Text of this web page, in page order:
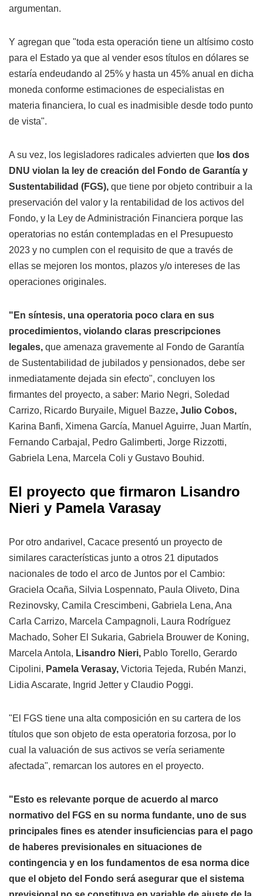
argumentan.
Y agregan que "toda esta operación tiene un altísimo costo
para el Estado ya que al vender esos títulos en dólares se
estaría endeudando al 25% y hasta un 45% anual en dicha
moneda conforme estimaciones de especialistas en
materia financiera, lo cual es inadmisible desde todo punto
de vista".
A su vez, los legisladores radicales advierten que los dos
DNU violan la ley de creación del Fondo de Garantía y
Sustentabilidad (FGS), que tiene por objeto contribuir a la
preservación del valor y la rentabilidad de los activos del
Fondo, y la Ley de Administración Financiera porque las
operatorias no están contempladas en el Presupuesto
2023 y no cumplen con el requisito de que a través de
ellas se mejoren los montos, plazos y/o intereses de las
operaciones originales.
"En síntesis, una operatoria poco clara en sus
procedimientos, violando claras prescripciones
legales, que amenaza gravemente al Fondo de Garantía
de Sustentabilidad de jubilados y pensionados, debe ser
inmediatamente dejada sin efecto", concluyen los
firmantes del proyecto, a saber: Mario Negri, Soledad
Carrizo, Ricardo Buryaile, Miguel Bazze, Julio Cobos,
Karina Banfi, Ximena García, Manuel Aguirre, Juan Martín,
Fernando Carbajal, Pedro Galimberti, Jorge Rizzotti,
Gabriela Lena, Marcela Coli y Gustavo Bouhid.
El proyecto que firmaron Lisandro
Nieri y Pamela Varasay
Por otro andarivel, Cacace presentó un proyecto de
similares características junto a otros 21 diputados
nacionales de todo el arco de Juntos por el Cambio:
Graciela Ocaña, Silvia Lospennato, Paula Oliveto, Dina
Rezinovsky, Camila Crescimbeni, Gabriela Lena, Ana
Carla Carrizo, Marcela Campagnoli, Laura Rodríguez
Machado, Soher El Sukaria, Gabriela Brouwer de Koning,
Marcela Antola, Lisandro Nieri, Pablo Torello, Gerardo
Cipolini, Pamela Verasay, Victoria Tejeda, Rubén Manzi,
Lidia Ascarate, Ingrid Jetter y Claudio Poggi.
"El FGS tiene una alta composición en su cartera de los
títulos que son objeto de esta operatoria forzosa, por lo
cual la valuación de sus activos se vería seriamente
afectada", remarcan los autores en el proyecto.
"Esto es relevante porque de acuerdo al marco
normativo del FGS en su norma fundante, uno de sus
principales fines es atender insuficiencias para el pago
de haberes previsionales en situaciones de
contingencia y en los fundamentos de esa norma dice
que el objeto del Fondo será asegurar que el sistema